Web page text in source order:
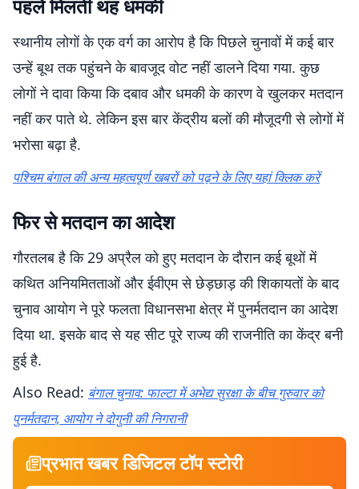
पहले मिलती थह धमकी
स्थानीय लोगों के एक वर्ग का आरोप है कि पिछले चुनावों में कई बार
उन्हें बूथ तक पहुंचने के बावजूद वोट नहीं डालने दिया गया. कुछ
लोगों ने दावा किया कि दबाव और धमकी के कारण वे खुलकर मतदान
नहीं कर पाते थे. लेकिन इस बार केंद्रीय बलों की मौजूदगी से लोगों में
भरोसा बढ़ा है.
पश्चिम बंगाल की अन्य महत्वपूर्ण खबरों को पढ़ने के लिए यहां क्लिक करें
फिर से मतदान का आदेश
गौरतलब है कि 29 अप्रैल को हुए मतदान के दौरान कई बूथों में
कथित अनियमितताओं और ईवीएम से छेड़छाड़ की शिकायतों के बाद
चुनाव आयोग ने पूरे फलता विधानसभा क्षेत्र में पुनर्मतदान का आदेश
दिया था. इसके बाद से यह सीट पूरे राज्य की राजनीति का केंद्र बनी
हुई है.
Also Read: बंगाल चुनाव: फाल्टा में अभेद्य सुरक्षा के बीच गुरुवार को
पुनर्मतदान, आयोग ने दोगुनी की निगरानी
प्रभात खबर डिजिटल टॉप स्टोरी